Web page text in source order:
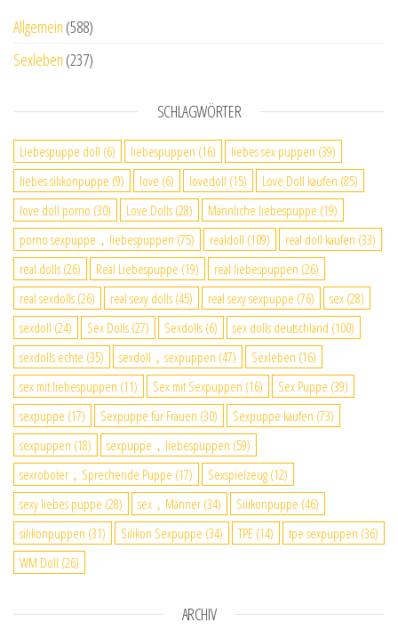
Allgemein (588)
Sexleben (237)
SCHLAGWÖRTER
Liebespuppe doll (6) liebespuppen (16) liebes sex puppen (39)
liebes silikonpuppe (9) love (6) lovedoll (15) Love Doll kaufen (85)
love doll porno (30) Love Dolls (28) Männliche liebespuppe (19)
porno sexpuppe，liebespuppen (75) realdoll (109) real doll kaufen (33)
real dolls (26) Real Liebespuppe (19) real liebespuppen (26)
real sexdolls (26) real sexy dolls (45) real sexy sexpuppe (76) sex (28)
sexdoll (24) Sex Dolls (27) Sexdolls (6) sex dolls deutschland (100)
sexdolls echte (35) sexdoll，sexpuppen (47) Sexleben (16)
sex mit liebespuppen (11) Sex mit Sexpuppen (16) Sex Puppe (39)
sexpuppe (17) Sexpuppe für Frauen (30) Sexpuppe kaufen (73)
sexpuppen (18) sexpuppe，liebespuppen (59)
sexroboter，Sprechende Puppe (17) Sexspielzeug (12)
sexy liebes puppe (28) sex，Männer (34) Silikonpuppe (46)
silikonpuppen (31) Silikon Sexpuppe (34) TPE (14) tpe sexpuppen (36)
WM Doll (26)
ARCHIV